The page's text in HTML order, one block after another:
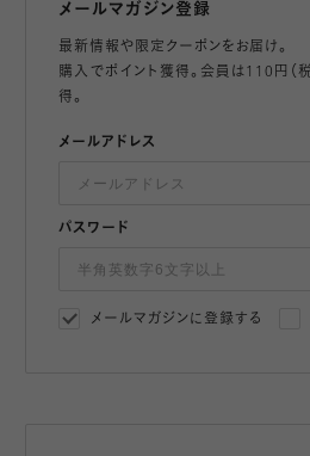
メールマガジン登録
最新情報や限定クーポンをお届け。
購入でポイント獲得。会員は110円（
得。
メールアドレス
パスワード
メールマガジンに登録する